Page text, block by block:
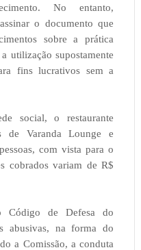
No entanto,
o documento que
sobre a prática
utilização supostamente
fins lucrativos sem a
social, o restaurante
de Varanda Lounge e
com vista para o
cobrados variam de R$
de Defesa do
abusivas, na forma do
a Comissão, a conduta